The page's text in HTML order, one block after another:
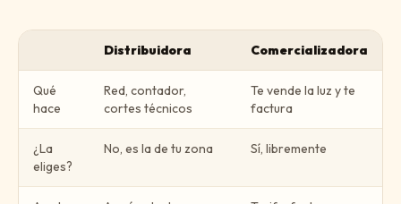
Distribuidora Comercializadora
Qué
hace
Red, contador,
cortes técnicos
Te vende la luz y te
factura
¿La
eliges?
No, es la de tu zona Sí, libremente